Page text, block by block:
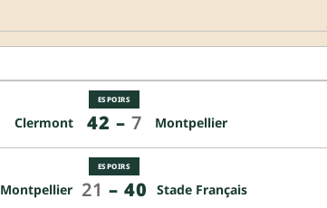
ESPOIRS
Clermont 42 – 7 Montpellier
ESPOIRS
Montpellier 21 – 40 Stade Français